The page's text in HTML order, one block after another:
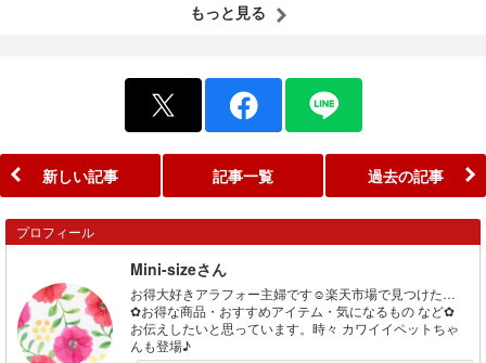
もっと見る
新しい記事 記事一覧 過去の記事
プロフィール
Mini-sizeさん
お得大好きアラフォー主婦です☺楽天市場で見つけた…
✿お得な商品・おすすめアイテム・気になるもの など✿
お伝えしたいと思っています。時々 カワイイペットちゃ
んも登場♪